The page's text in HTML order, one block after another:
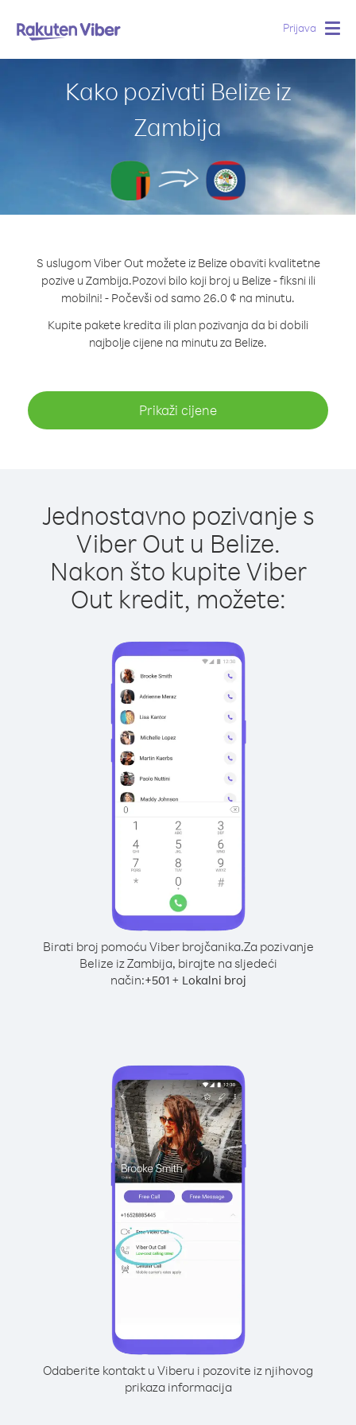
Prijava
Kako pozivati Belize iz
Zambija
S uslugom Viber Out možete iz Belize obaviti kvalitetne
pozive u Zambija.Pozovi bilo koji broj u Belize - fiksni ili
mobilni! - Počevši od samo 26.0 ¢ na minutu.
Kupite pakete kredita ili plan pozivanja da bi dobili
najbolje cijene na minutu za Belize.
Prikaži cijene
Jednostavno pozivanje s
Viber Out u Belize.
Nakon što kupite Viber
Out kredit, možete:
Birati broj pomoću Viber brojčanika.Za pozivanje
Belize iz Zambija, birajte na sljedeći
način:+501+ Lokalni broj
Odaberite kontakt u Viberu i pozovite iz njihovog
prikaza informacija